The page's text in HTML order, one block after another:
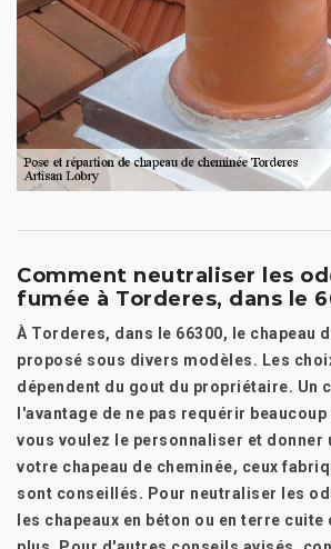
Comment neutraliser les
fumée à Torderes, dans le
À Torderes, dans le 66300, le chapeau
proposé sous divers modèles. Les
dépendent du gout du propriétaire. Un
l'avantage de ne pas requérir beaucoup
vous voulez le personnaliser et donner
votre chapeau de cheminée, ceux
sont conseillés. Pour neutraliser les
les chapeaux en béton ou en terre